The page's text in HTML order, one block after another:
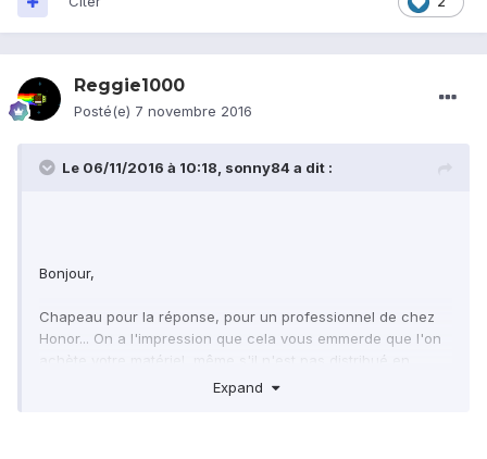
Reggie1000
Posté(e) 7 novembre 2016
Le 06/11/2016 à 10:18, sonny84 a dit :
Bonjour,
Chapeau pour la réponse, pour un professionnel de chez
Honor... On a l'impression que cela vous emmerde que l'on
achète votre matériel, même s'il n'est pas distribué en
France, vous pouvez faire l'effort tout au moins de faire
Expand